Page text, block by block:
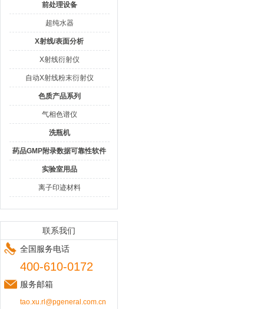
前处理设备
超纯水器
X射线/表面分析
X射线衍射仪
自动X射线粉末衍射仪
色质产品系列
气相色谱仪
洗瓶机
药品GMP附录数据可靠性软件
实验室用品
离子印迹材料
联系我们
全国服务电话
400-610-0172
服务邮箱
tao.xu.rl@pgeneral.com.cn